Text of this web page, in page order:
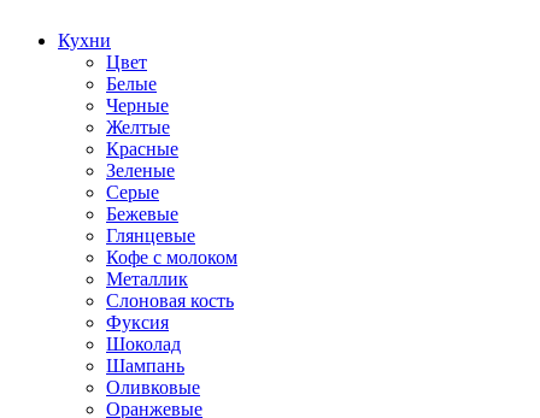
Кухни
Цвет
Белые
Черные
Желтые
Красные
Зеленые
Серые
Бежевые
Глянцевые
Кофе с молоком
Металлик
Слоновая кость
Фуксия
Шоколад
Шампань
Оливковые
Оранжевые